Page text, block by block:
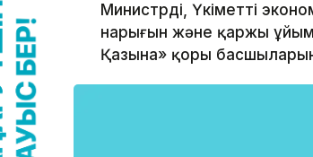
Министрдің, Үкіметтің
нарығын және қаржы
Қазына» қоры